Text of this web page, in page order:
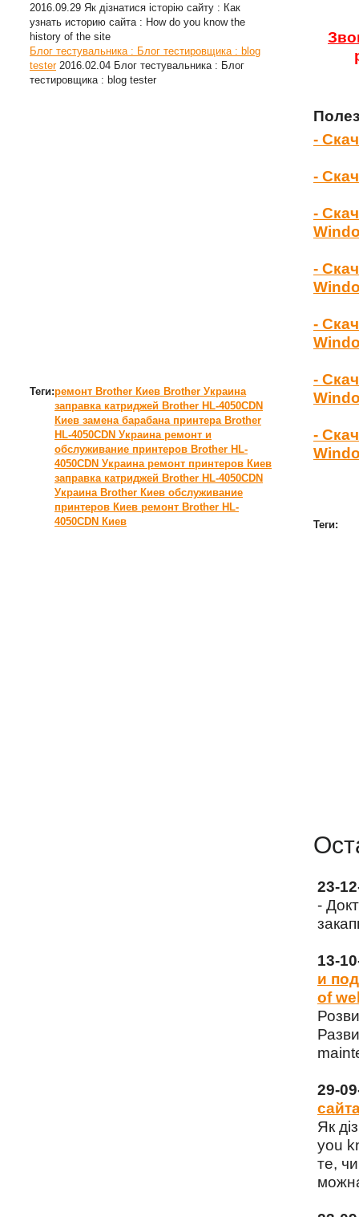
2016.09.29 Як дізнатися історію сайту : Как
узнать историю сайта : How do you know the
history of the site
Блог тестувальника : Блог тестировщика : blog
tester 2016.02.04 Блог тестувальника : Блог
тестировщика : blog tester
Теги:ремонт Brother Киев Brother Украина
заправка катриджей Brother HL-4050CDN
Киев замена барабана принтера Brother
HL-4050CDN Украина ремонт и
обслуживание принтеров Brother HL-
4050CDN Украина ремонт принтеров Киев
заправка катриджей Brother HL-4050CDN
Украина Brother Киев обслуживание
принтеров Киев ремонт Brother HL-
4050CDN Киев
-
-
-
-
-
-
-
Теги:
23-
-
13-
и
of
29-
Як
you
те,